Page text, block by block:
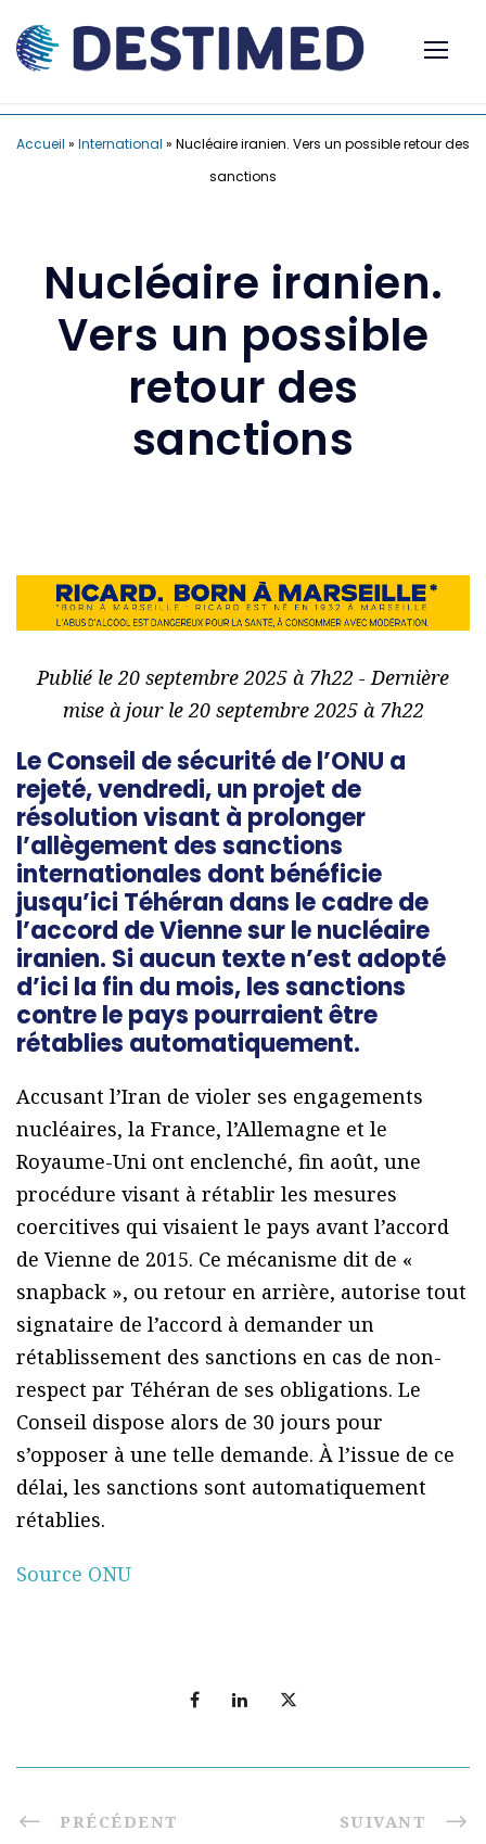
Accueil » International » Nucléaire iranien. Vers un possible retour des
sanctions
Nucléaire iranien.
Vers un possible
retour des
sanctions
Publié le 20 septembre 2025 à 7h22 - Dernière
mise à jour le 20 septembre 2025 à 7h22
Le Conseil de sécurité de l’ONU a
rejeté, vendredi, un projet de
résolution visant à prolonger
l’allègement des sanctions
internationales dont bénéficie
jusqu’ici Téhéran dans le cadre de
l’accord de Vienne sur le nucléaire
iranien. Si aucun texte n’est adopté
d’ici la fin du mois, les sanctions
contre le pays pourraient être
rétablies automatiquement.
Accusant l’Iran de violer ses engagements
nucléaires, la France, l’Allemagne et le
Royaume-Uni ont enclenché, fin août, une
procédure visant à rétablir les mesures
coercitives qui visaient le pays avant l’accord
de Vienne de 2015. Ce mécanisme dit de «
snapback », ou retour en arrière, autorise tout
signataire de l’accord à demander un
rétablissement des sanctions en cas de non-
respect par Téhéran de ses obligations. Le
Conseil dispose alors de 30 jours pour
s’opposer à une telle demande. À l’issue de ce
délai, les sanctions sont automatiquement
rétablies.
Source ONU
PRÉCÉDENT SUIVANT